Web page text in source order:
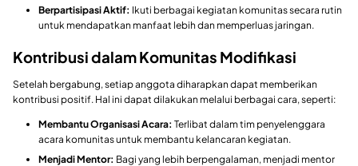
Berpartisipasi Aktif: Ikuti berbagai kegiatan komunitas secara rutin
untuk mendapatkan manfaat lebih dan memperluas jaringan.
Kontribusi dalam Komunitas Modifikasi
Setelah bergabung, setiap anggota diharapkan dapat memberikan
kontribusi positif. Hal ini dapat dilakukan melalui berbagai cara, seperti:
Membantu Organisasi Acara: Terlibat dalam tim penyelenggara
acara komunitas untuk membantu kelancaran kegiatan.
Menjadi Mentor: Bagi yang lebih berpengalaman, menjadi mentor